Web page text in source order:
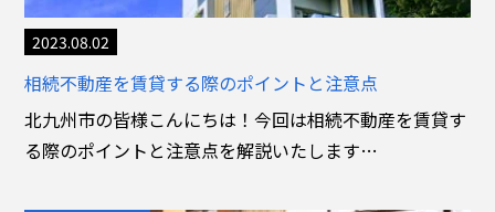
2023.08.02
相続不動産を賃貸する際のポイントと注意点
北九州市の皆様こんにちは！今回は相続不動産を賃貸す
る際のポイントと注意点を解説いたします…